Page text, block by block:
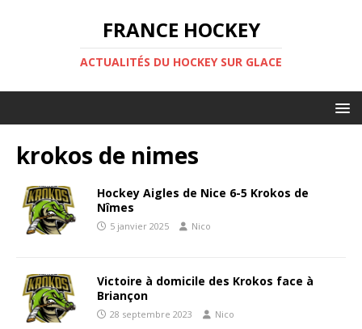
FRANCE HOCKEY
ACTUALITÉS DU HOCKEY SUR GLACE
krokos de nimes
Hockey Aigles de Nice 6-5 Krokos de
Nîmes
5 janvier 2025 Nico
Victoire à domicile des Krokos face à
Briançon
28 septembre 2023 Nico